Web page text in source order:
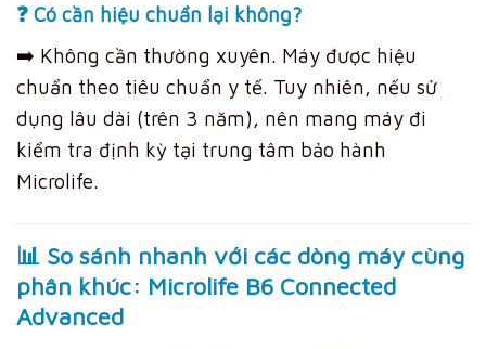
❓ Có cần hiệu chuẩn lại không?
➡️ Không cần thường xuyên. Máy được hiệu
chuẩn theo tiêu chuẩn y tế. Tuy nhiên, nếu sử
dụng lâu dài (trên 3 năm), nên mang máy đi
kiểm tra định kỳ tại trung tâm bảo hành
Microlife.
📊 So sánh nhanh với các dòng máy cùng
phân khúc: Microlife B6 Connected
Advanced